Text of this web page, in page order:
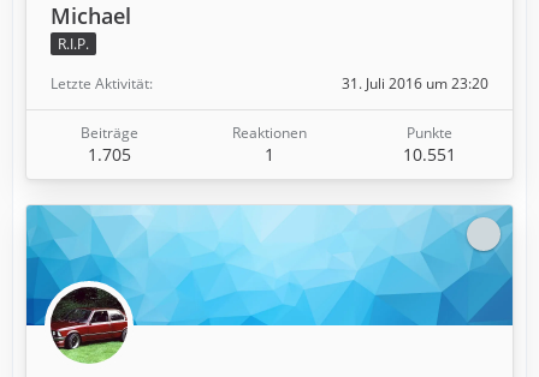
Michael
R.I.P.
Letzte Aktivität
31. Juli 2016 um 23:20
Beiträge
1.705
Reaktionen
1
Punkte
10.551